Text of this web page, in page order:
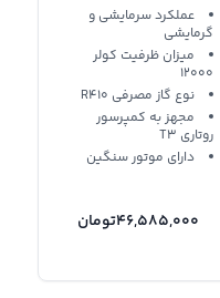
T3 R410
عملکرد سرمایشی و
گرمایشی
میزان ظرفیت کولر
12000
نوع گاز مصرفی R410
مجهز به کمپرسور
روتاری T3
دارای موتور سنگین
46,585,000تومان